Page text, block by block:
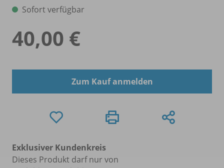
Sofort verfügbar
40,00 €
Zum Kauf anmelden
Exklusiver Kundenkreis
Dieses Produkt darf nur von